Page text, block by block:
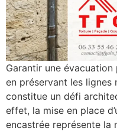
Garantir une
en préservant les lignes
constitue un défi
effet, la mise en place
encastrée représente la